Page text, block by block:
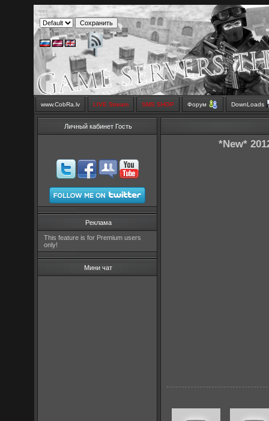
www.CobRa.lv LIVE Stream SMS SHOP Форум DownLoads
Личный кабинет Гость
Реклама
This feature is for Premium users
only!
Мини чат
*New*